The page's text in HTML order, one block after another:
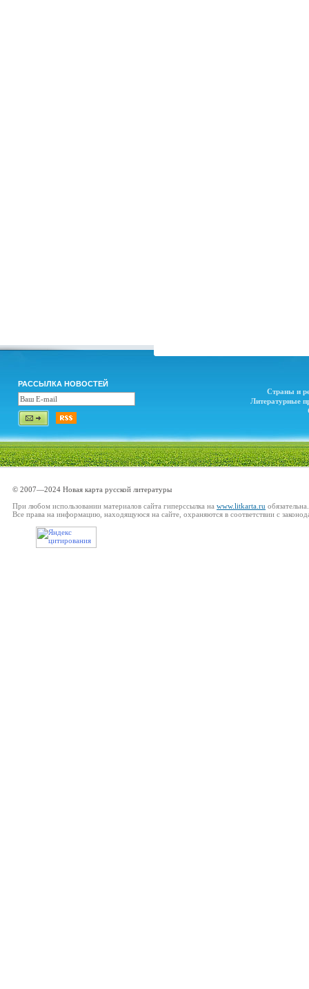
РАССЫЛКА НОВОСТЕЙ
Страны и
Литературные
© 2007—2024 Новая карта русской литературы
При любом использовании материалов сайта гиперссылка на www.litkarta.ru обязательна.
Все права на информацию, находящуюся на сайте, охраняются в соответствии с